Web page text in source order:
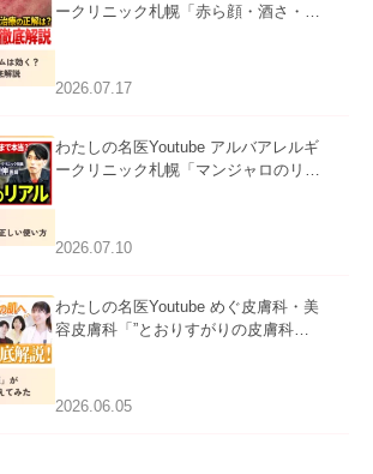
ークリニック札幌「赤ら顔・酒さ・ニ
ました。
2026.07.17
わたしの名医Youtube アルバアレルギ
ークリニック札幌「マンジャロのリア
た。
2026.07.10
わたしの名医Youtube めぐ皮膚科・美
容皮膚科「”とおりすがりの皮膚科
2026.06.05